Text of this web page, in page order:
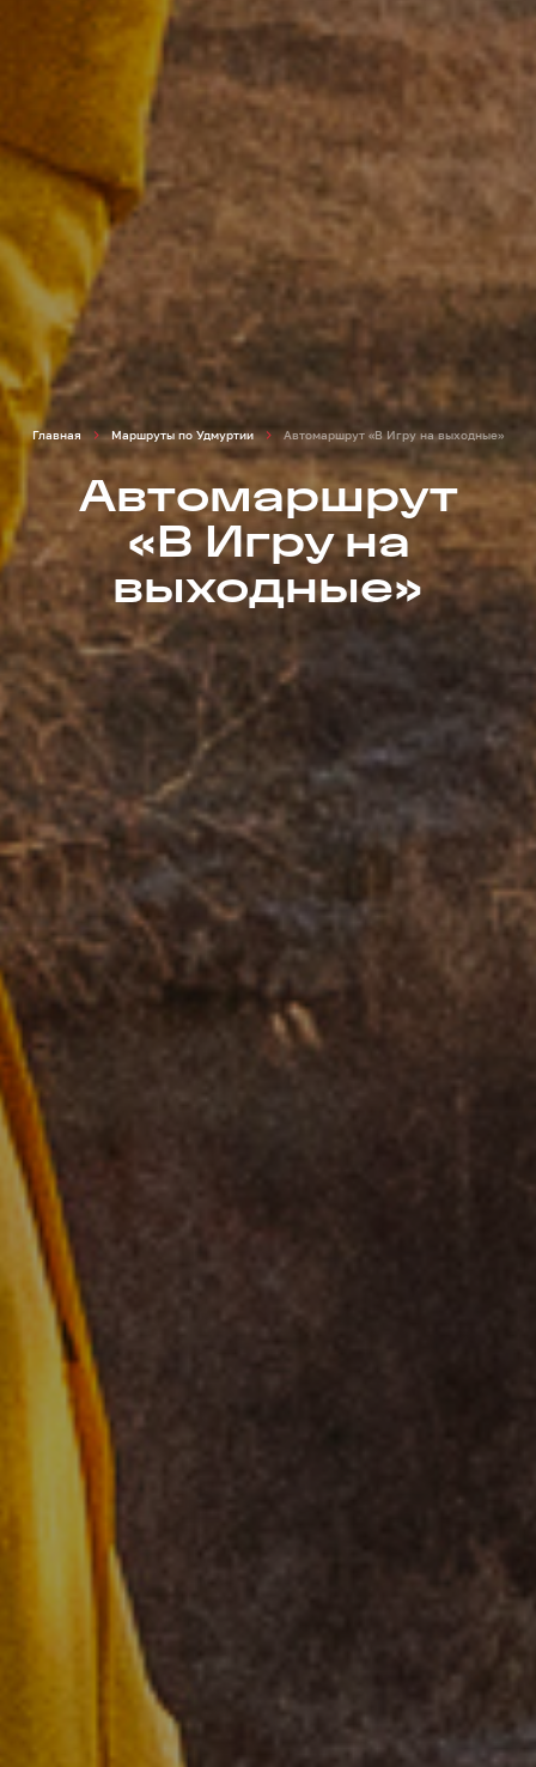
Главная Маршруты по Удмуртии Автомаршрут «В Игру на выходные»
Автомаршрут
«В Игру на
выходные»